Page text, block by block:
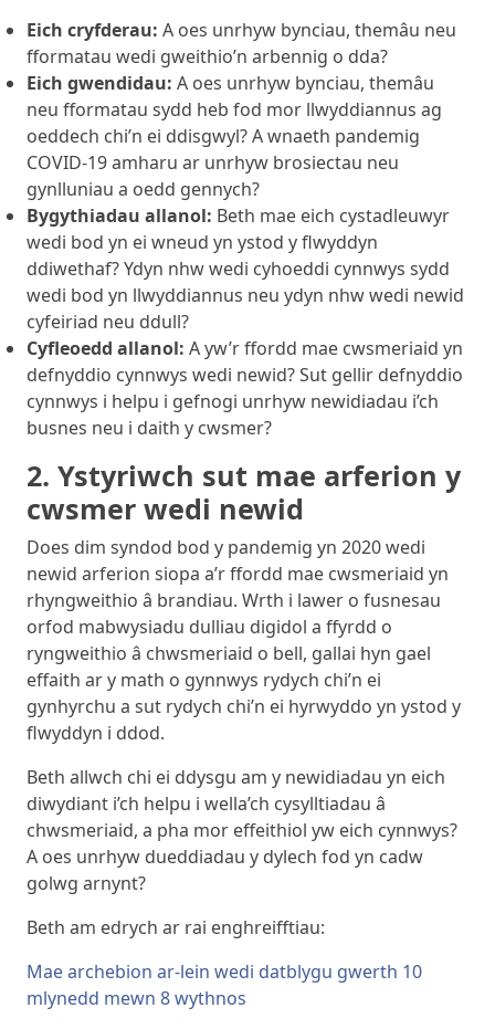
Eich cryfderau: A oes unrhyw bynciau, themâu neu
fformatau wedi gweithio’n arbennig o dda?
Eich gwendidau: A oes unrhyw bynciau, themâu
neu fformatau sydd heb fod mor llwyddiannus ag
oeddech chi’n ei ddisgwyl? A wnaeth pandemig
COVID-19 amharu ar unrhyw brosiectau neu
gynlluniau a oedd gennych?
Bygythiadau allanol: Beth mae eich cystadleuwyr
wedi bod yn ei wneud yn ystod y flwyddyn
ddiwethaf? Ydyn nhw wedi cyhoeddi cynnwys sydd
wedi bod yn llwyddiannus neu ydyn nhw wedi newid
cyfeiriad neu ddull?
Cyfleoedd allanol: A yw’r ffordd mae cwsmeriaid yn
defnyddio cynnwys wedi newid? Sut gellir defnyddio
cynnwys i helpu i gefnogi unrhyw newidiadau i’ch
busnes neu i daith y cwsmer?
2. Ystyriwch sut mae arferion y
cwsmer wedi newid
Does dim syndod bod y pandemig yn 2020 wedi
newid arferion siopa a’r ffordd mae cwsmeriaid yn
rhyngweithio â brandiau. Wrth i lawer o fusnesau
orfod mabwysiadu dulliau digidol a ffyrdd o
ryngweithio â chwsmeriaid o bell, gallai hyn gael
effaith ar y math o gynnwys rydych chi’n ei
gynhyrchu a sut rydych chi’n ei hyrwyddo yn ystod y
flwyddyn i ddod.
Beth allwch chi ei ddysgu am y newidiadau yn eich
diwydiant i’ch helpu i wella’ch cysylltiadau â
chwsmeriaid, a pha mor effeithiol yw eich cynnwys?
A oes unrhyw dueddiadau y dylech fod yn cadw
golwg arnynt?
Beth am edrych ar rai enghreifftiau:
Mae archebion ar-lein wedi datblygu gwerth 10
mlynedd mewn 8 wythnos